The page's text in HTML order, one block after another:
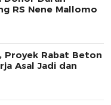
RS Nene Mallomo
Proyek Rabat Beton
Asal Jadi dan